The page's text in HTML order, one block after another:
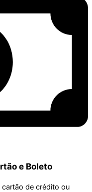
e Boleto
de crédito ou